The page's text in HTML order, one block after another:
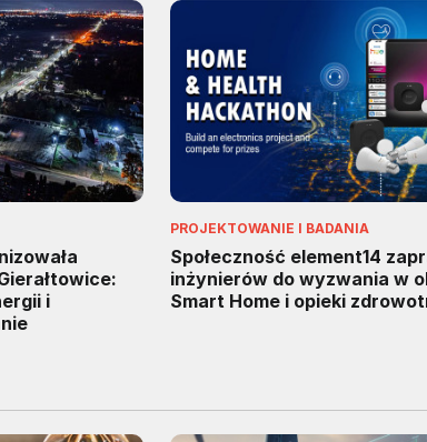
i
PROJEKTOWANIE I BADANIA
Społeczność element14
inżynierów do wyzwania w
Smart Home i opieki